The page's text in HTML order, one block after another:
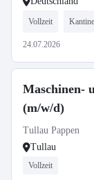
Vollzeit Kantine
24.07.2026
Maschinen-
(m/w/d)
Tullau Pappen
Tullau
Vollzeit